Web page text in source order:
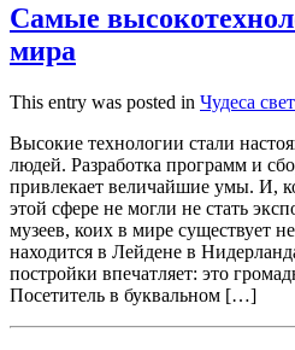
Самые
мира
This entry was posted in Чудеса
Высокие технологии стали
людей. Разработка программ и
привлекает величайшие умы. И,
этой сфере не могли не стать
музеев, коих в мире существует
находится в Лейдене в
постройки впечатляет: это
Посетитель в буквальном […]